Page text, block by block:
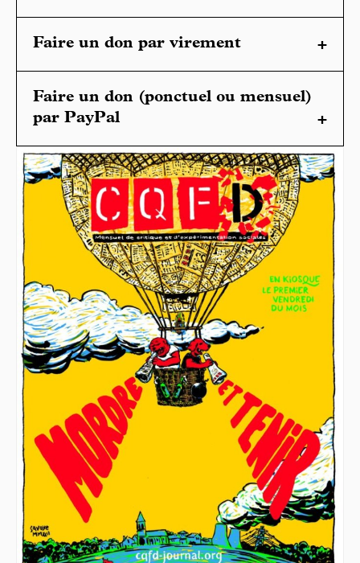
Faire un don par virement
Faire un don (ponctuel ou mensuel)
par PayPal